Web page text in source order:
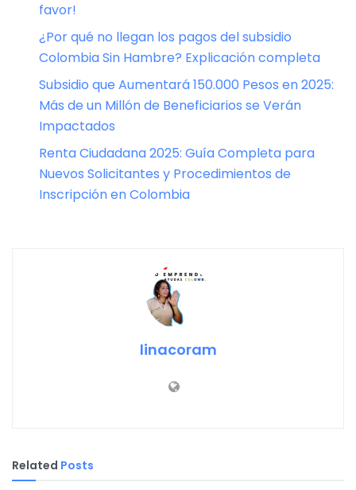
favor!
¿Por qué no llegan los pagos del subsidio
Colombia Sin Hambre? Explicación completa
Subsidio que Aumentará 150.000 Pesos en 2025:
Más de un Millón de Beneficiarios se Verán
Impactados
Renta Ciudadana 2025: Guía Completa para
Nuevos Solicitantes y Procedimientos de
Inscripción en Colombia
linacoram
Related Posts